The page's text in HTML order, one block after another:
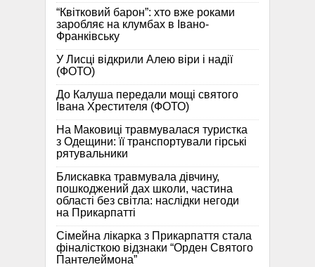
“Квітковий барон”: хто вже роками
заробляє на клумбах в Івано-
Франківську
У Лисці відкрили Алею віри і надії
(ФОТО)
До Калуша передали мощі святого
Івана Хрестителя (ФОТО)
На Маковиці травмувалася туристка
з Одещини: її транспортували гірські
рятувальники
Блискавка травмувала дівчину,
пошкоджений дах школи, частина
області без світла: наслідки негоди
на Прикарпатті
Сімейна лікарка з Прикарпаття стала
фіналісткою відзнаки “Орден Святого
Пантелеймона”